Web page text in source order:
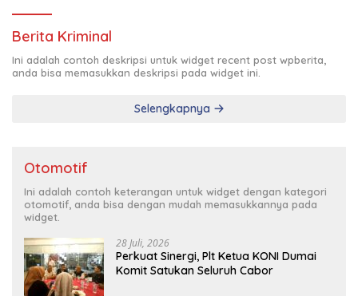
Berita Kriminal
Ini adalah contoh deskripsi untuk widget recent post wpberita,
anda bisa memasukkan deskripsi pada widget ini.
Selengkapnya
Otomotif
Ini adalah contoh keterangan untuk widget dengan kategori
otomotif, anda bisa dengan mudah memasukkannya pada
widget.
28 Juli, 2026
Perkuat Sinergi, Plt Ketua KONI Dumai
Komit Satukan Seluruh Cabor